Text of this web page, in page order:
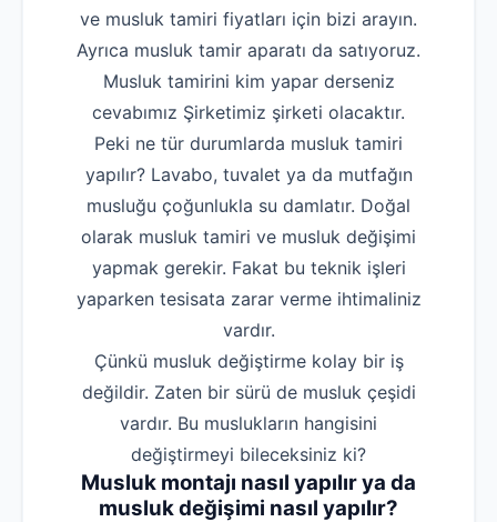
ve musluk tamiri fiyatları için bizi arayın.
Ayrıca musluk tamir aparatı da satıyoruz.
Musluk tamirini kim yapar derseniz
cevabımız Şirketimiz şirketi olacaktır.
Peki ne tür durumlarda musluk tamiri
yapılır? Lavabo, tuvalet ya da mutfağın
musluğu çoğunlukla su damlatır. Doğal
olarak musluk tamiri ve musluk değişimi
yapmak gerekir. Fakat bu teknik işleri
yaparken tesisata zarar verme ihtimaliniz
vardır.
Çünkü musluk değiştirme kolay bir iş
değildir. Zaten bir sürü de musluk çeşidi
vardır. Bu muslukların hangisini
değiştirmeyi bileceksiniz ki?
Musluk montajı nasıl yapılır ya da
musluk değişimi nasıl yapılır?